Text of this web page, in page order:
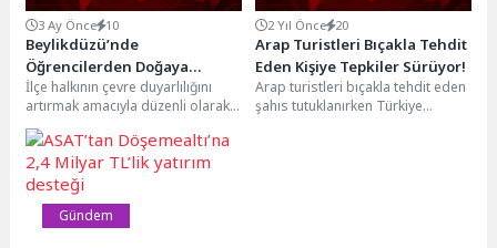
3 Ay Önce 10
Beylikdüzü’nde
Öğrencilerden Doğaya
Destek
İlçe halkının çevre duyarlılığını
artırmak amacıyla düzenli olarak
farkındalık etkinlikleri düzenleyen
Beylikdüzü Belediyesi, “Sıfır Atık...
2 Yıl Önce 20
Arap Turistleri Bıçakla Tehdit
Eden Kişiye Tepkiler Sürüyor!
Arap turistleri bıçakla tehdit eden
şahıs tutuklanırken Türkiye
Gündem